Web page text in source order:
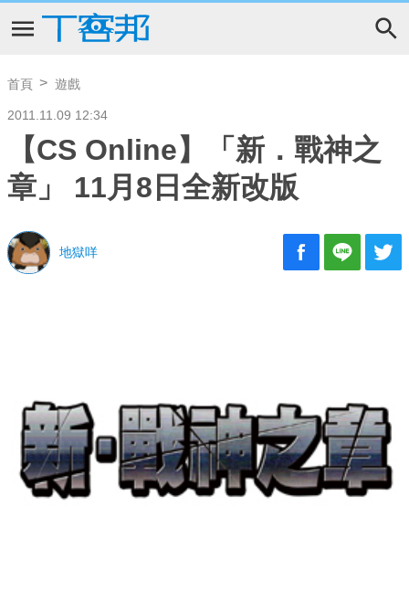
首頁 遊戲
2011.11.09 12:34
【CS Online】「新．戰神之
章」 11月8日全新改版
地獄咩